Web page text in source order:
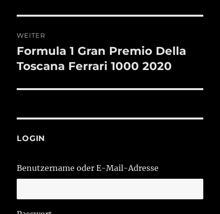
WEITER
Nächster
Beitrag:
Formula 1 Gran Premio Della
Toscana Ferrari 1000 2020
LOGIN
Benutzername oder E-Mail-Adresse